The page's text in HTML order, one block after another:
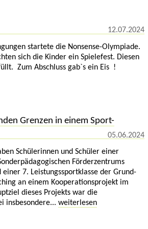
12.07.2024
startete die Nonsense-Olympiade.
sich die Kinder ein Spielefest. Diesen
Zum Abschluss gab`s ein Eis !
Grenzen in einem Sport-
05.06.2024
Schülerinnen und Schüler einer
Förderzentrums
7. Leistungssportklasse der Grund-
an einem Kooperationsprojekt im
dieses Projekts war die
insbesondere...weiterlesen